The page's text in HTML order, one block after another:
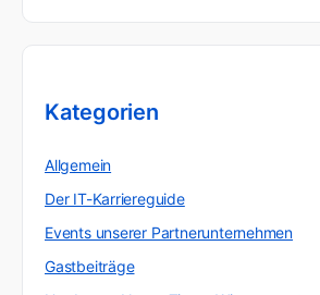
Kategorien
Allgemein
Der IT-Karriereguide
Events unserer Partnerunternehmen
Gastbeiträge